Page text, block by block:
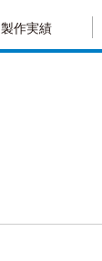
製作実績